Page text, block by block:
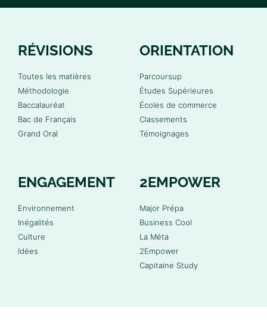
RÉVISIONS
Toutes les matières
Méthodologie
Baccalauréat
Bac de Français
Grand Oral
ORIENTATION
Parcoursup
Études Supérieures
Écoles de commerce
Classements
Témoignages
ENGAGEMENT
Environnement
Inégalités
Culture
Idées
2EMPOWER
Major Prépa
Business Cool
La Méta
2Empower
Capitaine Study